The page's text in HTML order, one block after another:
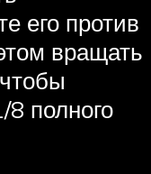
его против
вращать
полного